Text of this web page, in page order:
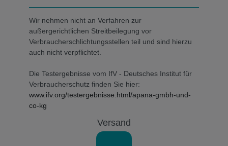
Wir nehmen nicht an Verfahren zur
außergerichtlichen Streitbeilegung vor
Verbraucherschlichtungsstellen teil und sind hierzu
auch nicht verpflichtet.
Die Testergebnisse vom IfV - Deutsches Institut für
Verbraucherschutz finden Sie hier:
www.ifv.org/testergebnisse.html/apana-gmbh-und-
co-kg
Versand